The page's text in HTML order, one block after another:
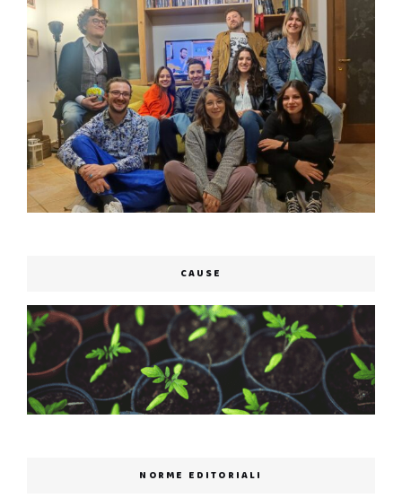
CAUSE
NORME EDITORIALI